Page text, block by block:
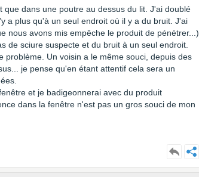
dans une poutre au dessus du lit. J'ai doublé
a plus qu'à un seul endroit où il y a du bruit. J'ai
nous avons mis empêche le produit de pénétrer...)
de sciure suspecte et du bruit à un seul endroit.
Un voisin a le même souci, depuis des
je pense qu'en étant attentif cela sera un
et je badigeonnerai avec du produit
dans la fenêtre n'est pas un gros souci de mon